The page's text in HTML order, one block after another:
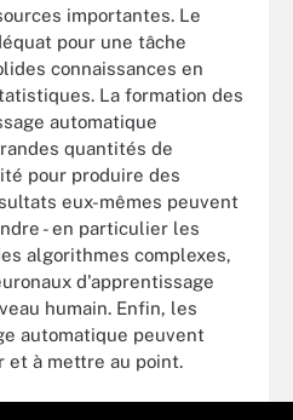
importantes. Le
pour une tâche
connaissances en
La formation des
automatique
quantités de
pour produire des
eux-mêmes peuvent
- en particulier les
algorithmes complexes,
d'apprentissage
humain. Enfin, les
automatique peuvent
et à mettre au point.